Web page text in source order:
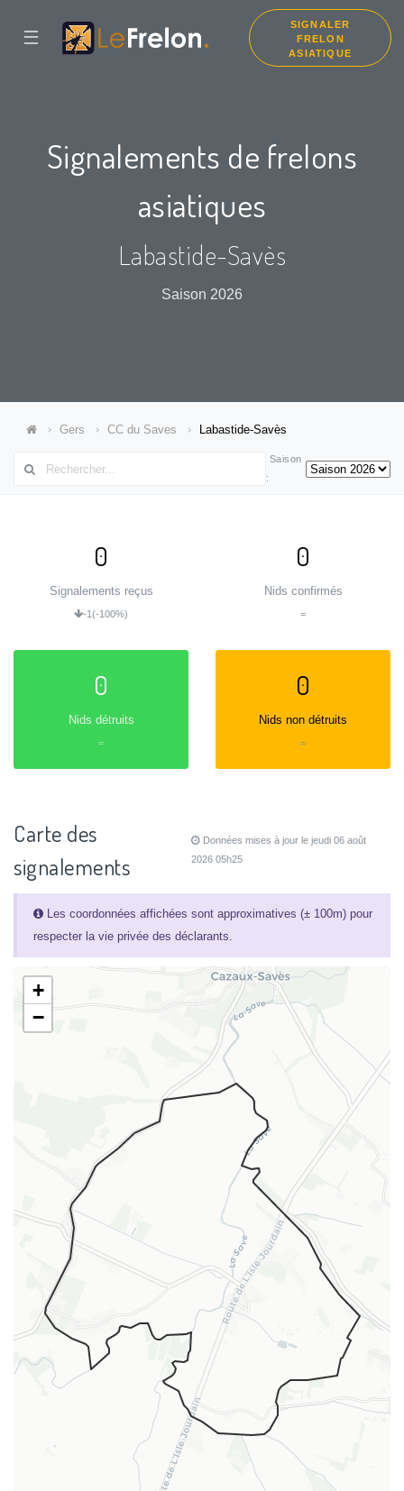
☰
SIGNALER
FRELON
ASIATIQUE
Signalements de frelons
asiatiques
Labastide-Savès
Saison 2026
Gers CC du Saves Labastide-Savès
Saison
:
0
Signalements reçus
-1(-100%)
0
Nids confirmés
=
0
Nids détruits
=
0
Nids non détruits
=
Carte des
signalements
Données mises à jour le jeudi 06 août
2026 05h25
Les coordonnées affichées sont approximatives (± 100m) pour
respecter la vie privée des déclarants.
+
−